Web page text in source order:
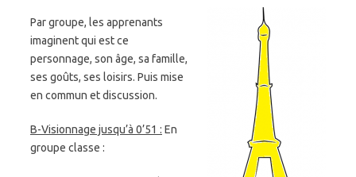
Par groupe, les apprenants
imaginent qui est ce
personnage, son âge, sa famille,
ses goûts, ses loisirs. Puis mise
en commun et discussion.
B-Visionnage jusqu’à 0’51 : En
groupe classe :